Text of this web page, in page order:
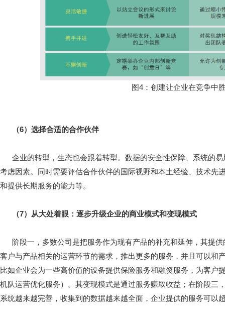
图4：创建让企业在竞争中
（6）选择合适的合作伙伴
企业的转型，生态也会跟着转型。数据的安全性保障、系统的
考虑因素。同时需要评估合作伙伴的国际视野和本土经验、技术先
和提供长期服务的能力等。
（7）从大处着眼：逐步升级企业的商业模式和变现模式
阶段一，多数公司是把服务作为现有产品的补充和延伸，其提
客户与产品相关的运营环节的需求，推出更多的服务，并且可以和
比如企业会为一些高价值的设备提供保险服务和融资服务，为客户
机队运营优化服务）。其变现模式是通过服务赚取收益；在阶段三
系统越来越完善，收集到的数据越来越全面，企业提供的服务可以